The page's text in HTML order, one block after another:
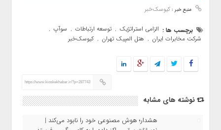
منبع خبر : کیوسک‌خبر
برچسب ها : الزامی استراتژیک , توسعه ارتباطات , سوآپ ,
شرکت مخابرات ایران , هتل المپیک تهران , کیوسک‌خبر
https://www.kioskekhabar.ir/?p=287743
نوشته های مشابه
هشدار؛ هوش مصنوعی خود را نابود می‌کند |